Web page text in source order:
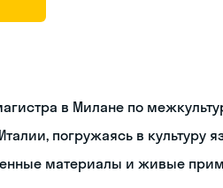
в Милане по
погружаясь в культуру
материалы и живые